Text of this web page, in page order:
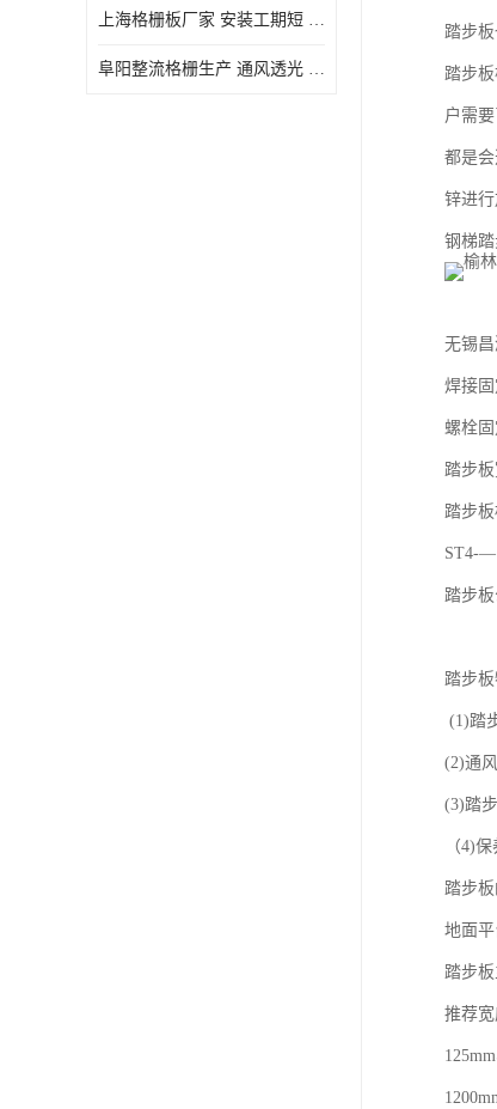
上海格栅板厂家 安装工期短 通风好 减少风阻
阜阳整流格栅生产 通风透光 免清理和维护
踏步
踏步
户需
都是
锌进行
钢梯
无锡
焊接固
螺栓固
踏步板
踏步
ST4-—
踏步
踏步
(1)踏
(2)通
(3)踏
（4)
踏步
地面平
踏步
推荐宽